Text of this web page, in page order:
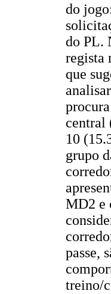
do
do PL.
regista
que
central
10
grupo
MD2 e
passe,
treino/